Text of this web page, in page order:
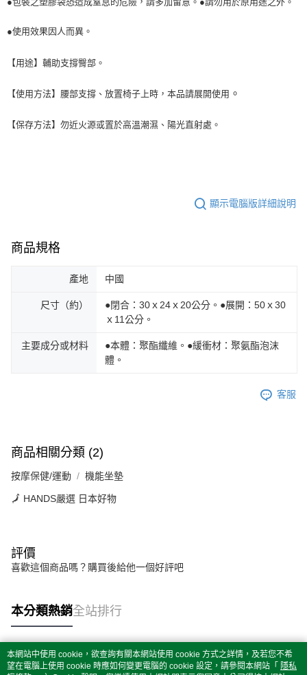
●使用效果因人而異。
【用途】輔助支撐臀部。
【使用方法】腰部支撐、放置椅子上時，本品請展開使用 。
【保存方法】勿近火源或置於高溫潮濕、陽光直射處。
顯示電腦版詳細說明
商品規格
產地 中國
尺寸（約）
●閉合：30ｘ24ｘ20公分。●展開：50ｘ30
ｘ11公分。
主要成分或材料
●本體：聚酯纖維。●緩衝材：聚氨酯泡沫
體。
客服
商品相關分類 (2)
按摩保健/運動 機能坐墊
🗾 HANDS嚴選 日本好物
評價
喜歡這個商品嗎？購買後給他一個好評吧
本分類熱銷全站排行
熱門標籤
本網站中使用 cookie，欲查詢有關本網站使用 cookie 方式之詳情，及若您不希
望在電腦上使用 cookie 時應如何變更電腦的 cookie 設定，請參閱本網站「 隱私